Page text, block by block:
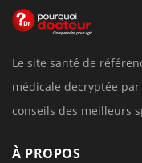
Le site santé de
médicale decryptée
conseils des meilleurs
À PROPOS